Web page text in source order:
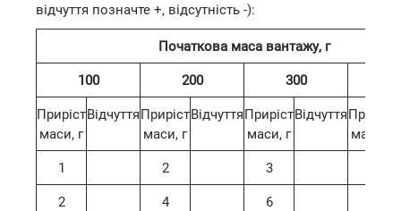
відчуття позначте +, відсутність -):
Початкова маса вантажу, г
100 200 300
Приріст
маси, г
ВідчуттяПриріст
маси, г
ВідчуттяПриріст
маси, г
ВідчуттяПриріст
маси, г
1 2 3
2 4 6